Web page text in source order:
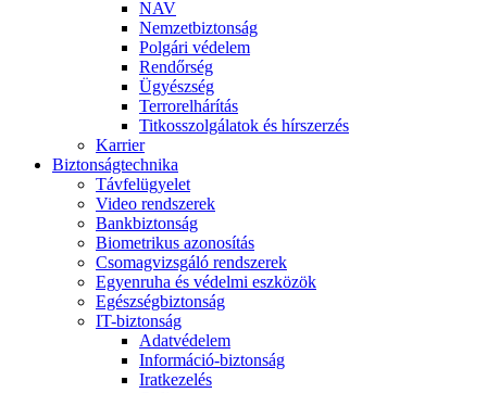
NAV
Nemzetbiztonság
Polgári védelem
Rendőrség
Ügyészség
Terrorelhárítás
Titkosszolgálatok és hírszerzés
Karrier
Biztonságtechnika
Távfelügyelet
Video rendszerek
Bankbiztonság
Biometrikus azonosítás
Csomagvizsgáló rendszerek
Egyenruha és védelmi eszközök
Egészségbiztonság
IT-biztonság
Adatvédelem
Információ-biztonság
Iratkezelés